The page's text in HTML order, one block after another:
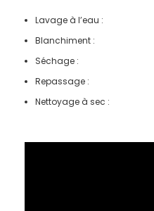
Lavage à l’eau :
Blanchiment :
Séchage :
Repassage :
Nettoyage à sec :